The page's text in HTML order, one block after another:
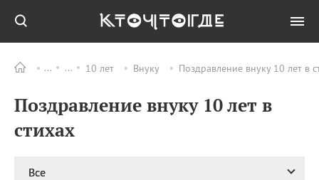
10 лет Внуку Поздравление внуку 10 лет в
Поздравление внуку 10 лет в
стихах
Все
ПРАЗДНИКИ Все
11.08 Рождество святителя
Николая Чудотворца